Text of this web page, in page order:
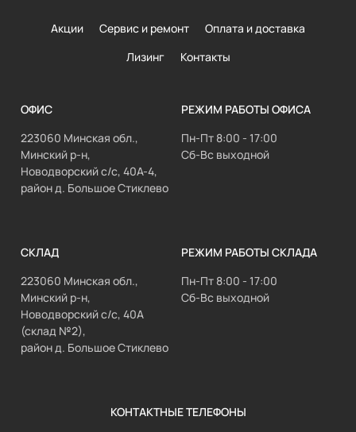
Акции Сервис и ремонт
Оплата и доставка
Лизинг
Контакты
ОФИС
223060 Минская обл.,
Минский р-н,
Новодворский с/с, 40А-4,
район д. Большое Стиклево
РЕЖИМ РАБОТЫ ОФИСА
Пн-Пт 8:00 - 17:00
Сб-Вс выходной
СКЛАД
223060 Минская обл.,
Минский р-н,
Новодворский с/с, 40А
(склад №2),
район д. Большое Стиклево
РЕЖИМ РАБОТЫ СКЛАДА
Пн-Пт 8:00 - 17:00
Сб-Вс выходной
КОНТАКТНЫЕ ТЕЛЕФОНЫ